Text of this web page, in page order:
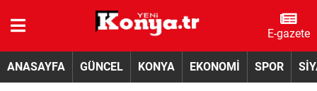
E-gazete
ANASAYFA GÜNCEL KONYA EKONOMİ SPOR